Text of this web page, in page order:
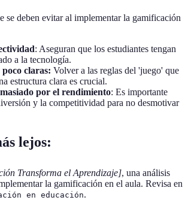
se deben evitar al implementar la gamificación
: Aseguran que los estudiantes tengan
a la tecnología.
claras: Volver a las reglas del 'juego' que
estructura clara es crucial.
por el rendimiento: Es importante
y la competitividad para no desmotivar
lejos:
Transforma el Aprendizaje], una análisis
la gamificación en el aula. Revisa en
en educación.